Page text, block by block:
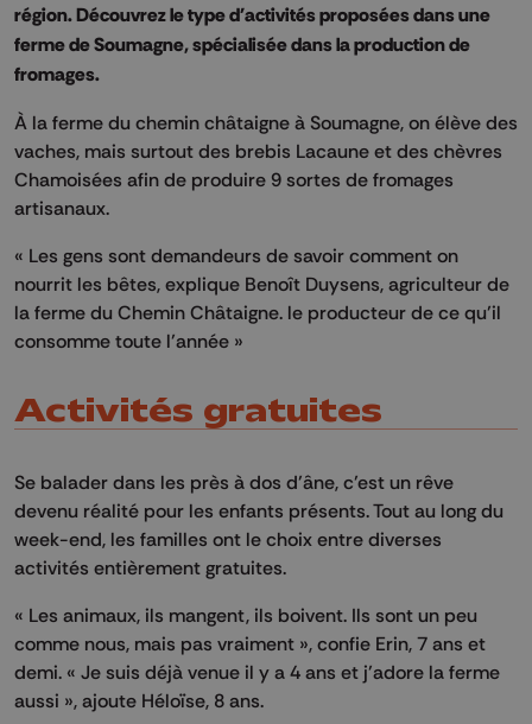
région. Découvrez le type d'activités proposées dans une
ferme de Soumagne, spécialisée dans la production de
fromages.
À la ferme du chemin châtaigne à Soumagne, on élève des
vaches, mais surtout des brebis Lacaune et des chèvres
Chamoisées afin de produire 9 sortes de fromages
artisanaux.
« Les gens sont demandeurs de savoir comment on
nourrit les bêtes, explique Benoît Duysens, agriculteur de
la ferme du Chemin Châtaigne. le producteur de ce qu’il
consomme toute l’année »
Activités gratuites
Se balader dans les près à dos d’âne, c’est un rêve
devenu réalité pour les enfants présents. Tout au long du
week-end, les familles ont le choix entre diverses
activités entièrement gratuites.
« Les animaux, ils mangent, ils boivent. Ils sont un peu
comme nous, mais pas vraiment », confie Erin, 7 ans et
demi. « Je suis déjà venue il y a 4 ans et j’adore la ferme
aussi », ajoute Héloïse, 8 ans.